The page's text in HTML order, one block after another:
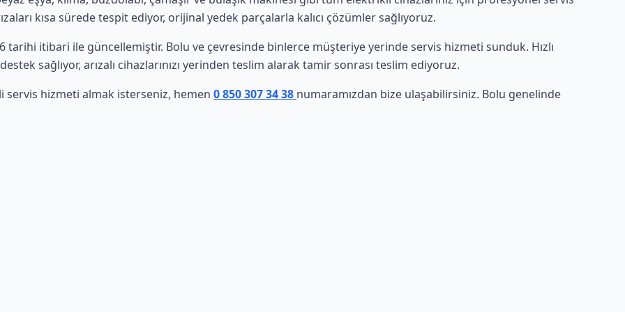
kısa sürede tespit ediyor, orijinal yedek parçalarla kalıcı çözümler sağlıyoruz.
itibari ile güncellemiştir. Bolu ve çevresinde binlerce müşteriye yerinde servis hizmeti sunduk. Hızlı
sağlıyor, arızalı cihazlarınızı yerinden teslim alarak tamir sonrası teslim ediyoruz.
servis hizmeti almak isterseniz, hemen 0 850 307 34 38 numaramızdan bize ulaşabilirsiniz. Bolu genelinde